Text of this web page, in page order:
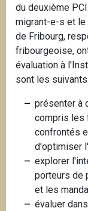
du deuxième
migrant-e-s et le
de Fribourg,
fribourgeoise,
évaluation à
sont les suivants
présenter à
compris les
confrontés
d'optimiser
explorer
porteurs de
et les
évaluer